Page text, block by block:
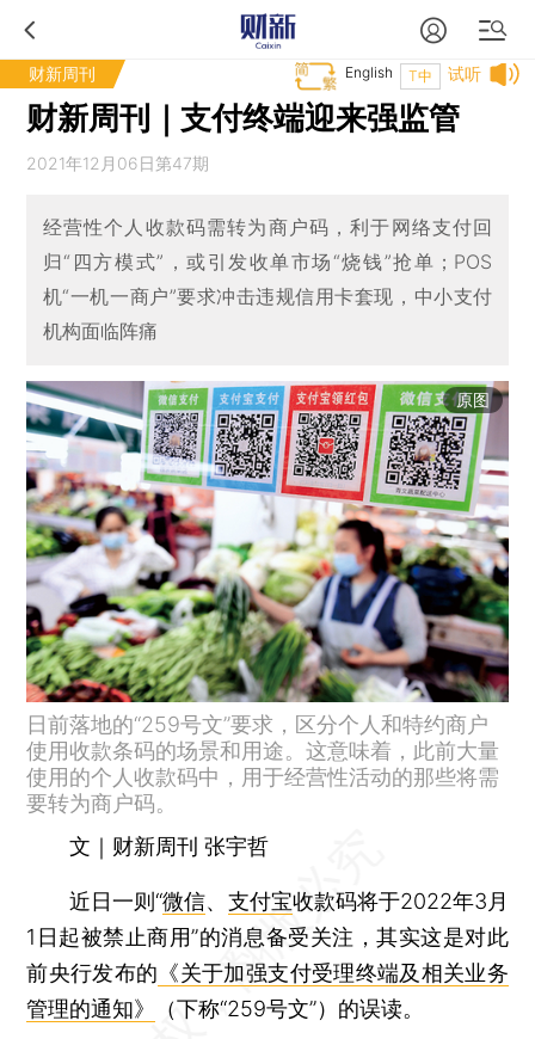
财新周刊 试听
T中
English
财新周刊｜支付终端迎来强监管
2021年12月06日第47期
经营性个人收款码需转为商户码，利于网络支付回
归“四方模式”，或引发收单市场“烧钱”抢单；POS
机“一机一商户”要求冲击违规信用卡套现，中小支付
机构面临阵痛
原图
日前落地的“259号文”要求，区分个人和特约商户
使用收款条码的场景和用途。这意味着，此前大量
使用的个人收款码中，用于经营性活动的那些将需
要转为商户码。
文｜财新周刊 张宇哲
近日一则“微信、 支付宝收款码将于2022年3月
1日起被禁止商用”的消息备受关注，其实这是对此
前央行发布的 《关于加强支付受理终端及相关业务
管理的通知》
（下称“259号文”）的误读。